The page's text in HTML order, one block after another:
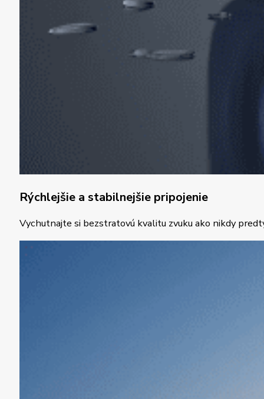
Rýchlejšie a stabilnejšie pripojenie
Vychutnajte si bezstratovú kvalitu zvuku ako nikdy